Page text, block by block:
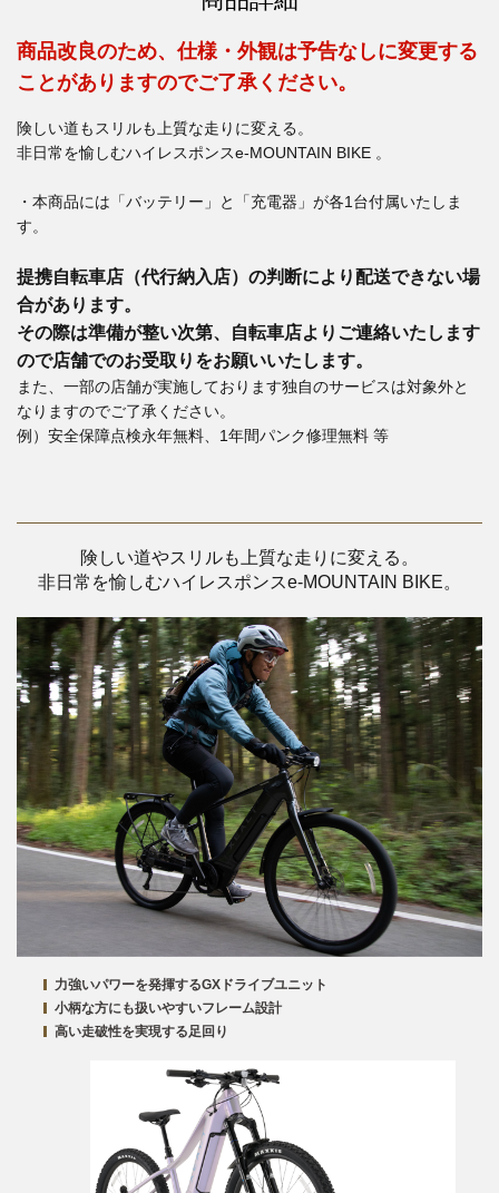
商品改良のため、仕様・外観は予告なしに変更する
ことがありますのでご了承ください。
険しい道もスリルも上質な走りに変える。
非日常を愉しむハイレスポンスe-MOUNTAIN BIKE 。
・本商品には「バッテリー」と「充電器」が各1台付属いたしま
す。
提携自転車店（代行納入店）の判断により配送できない場
合があります。
その際は準備が整い次第、自転車店よりご連絡いたします
ので店舗でのお受取りをお願いいたします。
また、一部の店舗が実施しております独自のサービスは対象外と
なりますのでご了承ください。
例）安全保障点検永年無料、1年間パンク修理無料 等
険しい道やスリルも上質な走りに変える。
非日常を愉しむハイレスポンスe-MOUNTAIN BIKE。
力強いパワーを発揮するGXドライブユニット
小柄な方にも扱いやすいフレーム設計
高い走破性を実現する足回り